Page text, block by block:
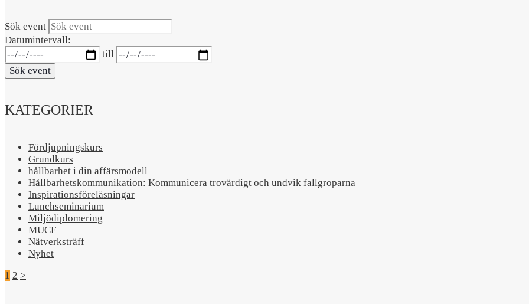
Sök event
Datumintervall:
till
Sök event
KATEGORIER
Fördjupningskurs
Grundkurs
hållbarhet i din affärsmodell
Hållbarhetskommunikation: Kommunicera trovärdigt och undvik fallgroparna​
Inspirationsföreläsningar
Lunchseminarium
Miljödiplomering
MUCF
Nätverksträff
Nyhet
1 2 >